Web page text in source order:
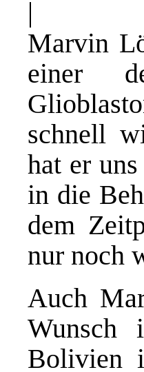
|
Marvin
einer
schnell
hat er
in die
dem
nur noch
Auch
Wunsch
Bolivien